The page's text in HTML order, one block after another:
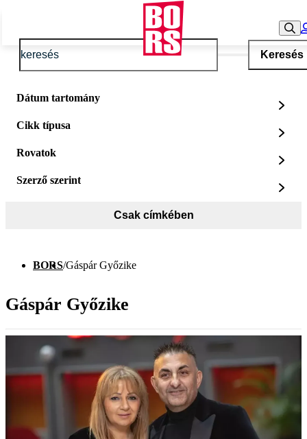
Keresés
Dátum tartomány
Cikk típusa
Rovatok
Szerző szerint
Csak címkében
BORS/Gáspár Győzike
Gáspár Győzike